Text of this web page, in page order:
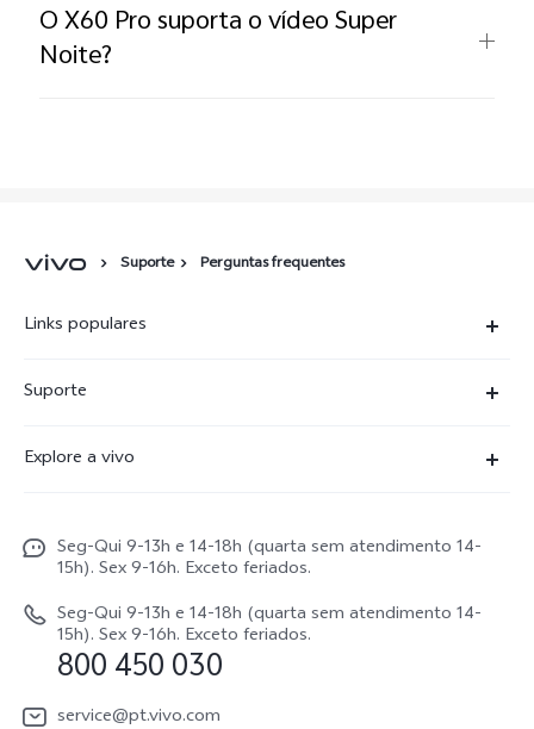
O X60 Pro suporta o vídeo Super
Noite?
Suporte Perguntas frequentes
Links populares
X300Pro
V70
V70 FE
Watch GT 2
Suporte
Atualização do sistema
Manual do utilizador
Atualizar registo
Política de garantia
Explore a vivo
Carreiras ao vivo
Avisos legais
Sobre nós
Sustentabilidade
Seg-Qui 9-13h e 14-18h (quarta sem atendimento 14-
15h). Sex 9-16h. Exceto feriados.
Seg-Qui 9-13h e 14-18h (quarta sem atendimento 14-
15h). Sex 9-16h. Exceto feriados.
800 450 030
service@pt.vivo.com